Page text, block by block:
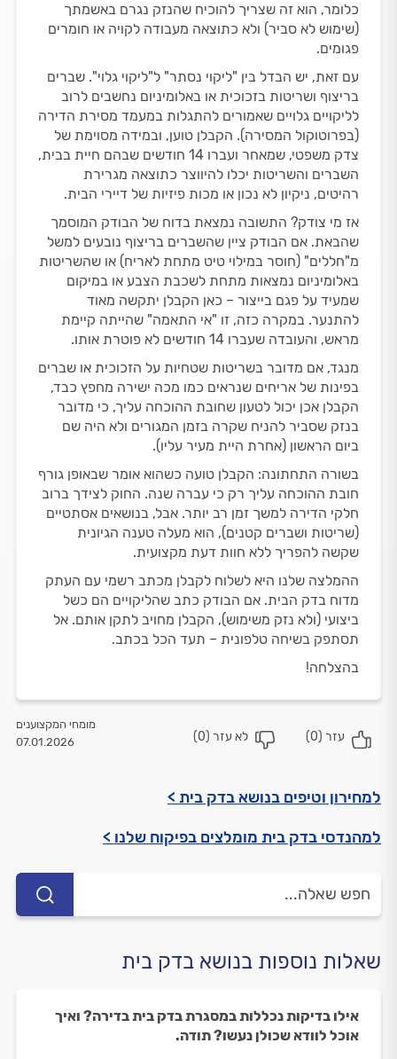
כלומר, הוא זה שצריך להוכיח שהנזק נגרם באשמתך
(שימוש לא סביר) ולא כתוצאה מעבודה לקויה או חומרים
פגומים.
עם זאת, יש הבדל בין "ליקוי נסתר" ל"ליקוי גלוי". שברים
בריצוף ושריטות בזכוכית או באלומיניום נחשבים לרוב
לליקויים גלויים שאמורים להתגלות במעמד מסירת הדירה
(בפרוטוקול המסירה). הקבלן טוען, ובמידה מסוימת של
צדק משפטי, שמאחר ועברו 14 חודשים שבהם חיית בבית,
השברים והשריטות יכלו להיווצר כתוצאה מגרירת
רהיטים, ניקיון לא נכון או מכות פיזיות של דיירי הבית.
אז מי צודק? התשובה נמצאת בדוח של הבודק המוסמך
שהבאת. אם הבודק ציין שהשברים בריצוף נובעים למשל
מ"חללים" (חוסר במילוי טיט מתחת לאריח) או שהשריטות
באלומיניום נמצאות מתחת לשכבת הצבע או במיקום
שמעיד על פגם בייצור – כאן הקבלן יתקשה מאוד
להתנער. במקרה כזה, זו "אי התאמה" שהייתה קיימת
מראש, והעובדה שעברו 14 חודשים לא פוטרת אותו.
מנגד, אם מדובר בשריטות שטחיות על הזכוכית או שברים
בפינות של אריחים שנראים כמו מכה ישירה מחפץ כבד,
הקבלן אכן יכול לטעון שחובת ההוכחה עליך, כי מדובר
בנזק שסביר להניח שקרה בזמן המגורים ולא היה שם
ביום הראשון (אחרת היית מעיר עליו).
בשורה התחתונה: הקבלן טועה כשהוא אומר שבאופן גורף
חובת ההוכחה עליך רק כי עברה שנה. החוק לצידך ברוב
חלקי הדירה למשך זמן רב יותר. אבל, בנושאים אסתטיים
(שריטות ושברים קטנים), הוא מעלה טענה הגיונית
שקשה להפריך ללא חוות דעת מקצועית.
ההמלצה שלנו היא לשלוח לקבלן מכתב רשמי עם העתק
מדוח בדק הבית. אם הבודק כתב שהליקויים הם כשל
ביצועי (ולא נזק משימוש), הקבלן מחויב לתקן אותם. אל
תסתפק בשיחה טלפונית – תעד הכל בכתב.
בהצלחה!
0
)
0
)
מומחי המקצוענים
07.01.2026
למחירון וטיפים בנושא בדק בית >
למהנדסי בדק בית מומלצים בפיקוח שלנו >
שאלות נוספות בנושא בדק בית
אילו בדיקות נכללות במסגרת בדק בית בדירה? ואיך
אוכל לוודא שכולן נעשו? תודה.